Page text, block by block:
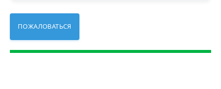
ПОЖАЛОВАТЬСЯ